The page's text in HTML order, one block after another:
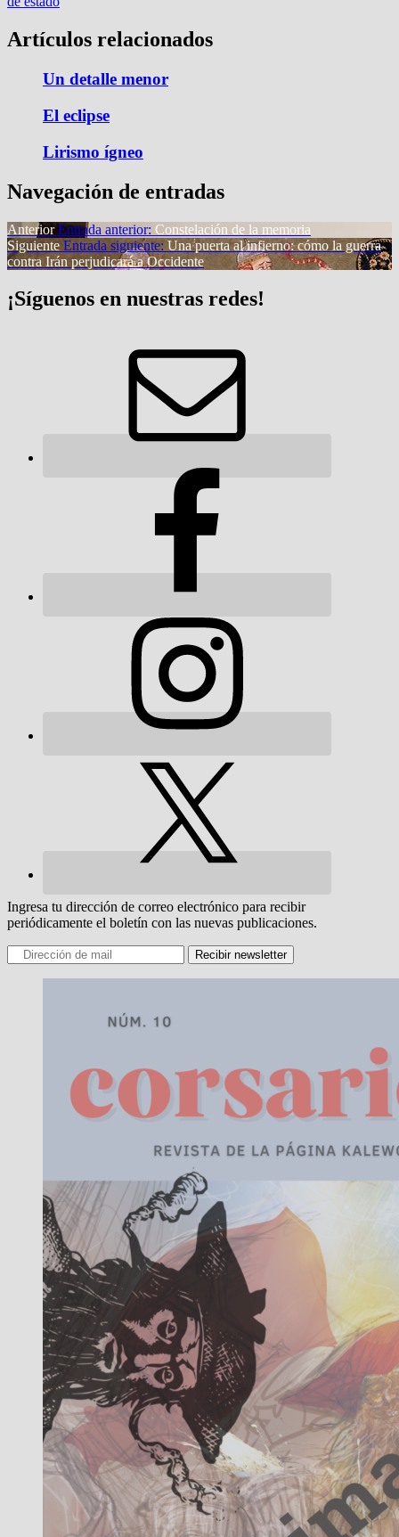
Artículos relacionados
Un detalle menor
El eclipse
Lirismo ígneo
Navegación de entradas
Anterior Entrada anterior: Constelación de la memoria
Siguiente Entrada siguiente: Una puerta al infierno: cómo la guerra
contra Irán perjudicará a Occidente
¡Síguenos en nuestras redes!
Ingresa tu dirección de correo electrónico para recibir
periódicamente el boletín con las nuevas publicaciones.
Recibir newsletter